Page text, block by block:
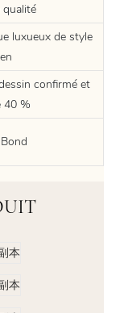
qualité
luxueux de style
confirmé et
40 %